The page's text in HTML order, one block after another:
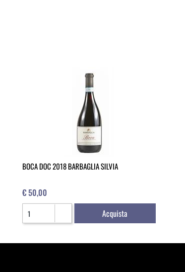
BOCA DOC 2018 BARBAGLIA SILVIA
€ 50,00
Quantità
Acquista